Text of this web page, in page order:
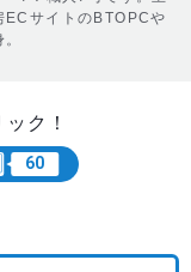
ECサイトのBTOPCや
ク！
60